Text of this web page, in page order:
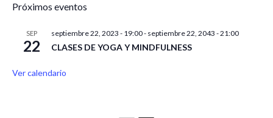
Próximos eventos
SEP
22
septiembre 22, 2023 - 19:00- septiembre 22, 2043 - 21:00
CLASES DE YOGA Y MINDFULNESS
Ver calendario